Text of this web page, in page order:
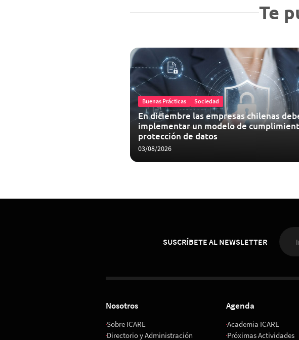
Te
Buenas Prácticas Sociedad
En diciembre las empresas chilenas
implementar un modelo de
protección de datos
03/08/2026
SUSCRÍBETE AL NEWSLETTER
Nosotros
Sobre ICARE
Directorio y Administración
Agenda
Academia ICARE
Próximas Actividades